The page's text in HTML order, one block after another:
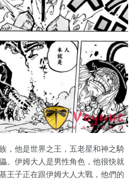
，他是世界之王，五老星和神之騎
。伊姆大人是男性角色，他很快就
王子正在跟伊姆大人大戰，他們的